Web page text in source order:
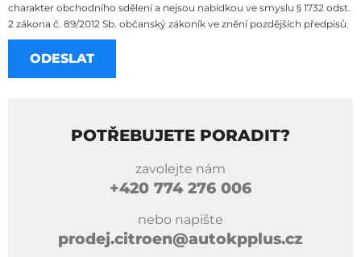
charakter obchodního sdělení a nejsou nabídkou ve smyslu § 1732 odst.
2 zákona č. 89/2012 Sb. občanský zákoník ve znění pozdějších předpisů.
POTŘEBUJETE PORADIT?
zavolejte nám
+420 774 276 006
nebo napište
prodej.citroen@autokpplus.cz